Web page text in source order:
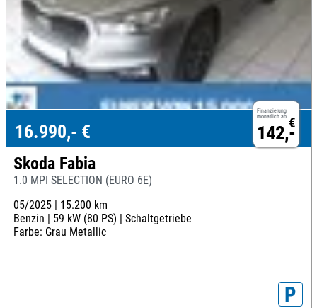
Finanzierung
monatlich ab €
142,-
16.990,- €
Skoda Fabia
1.0 MPI SELECTION (EURO 6E)
05/2025 | 15.200 km
Benzin | 59 kW (80 PS) | Schaltgetriebe
Farbe: Grau Metallic
P